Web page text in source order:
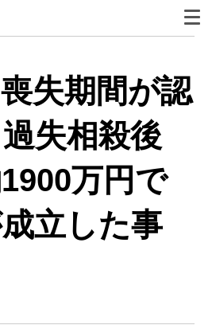
失期間が認
失相殺後
万円で
立した事